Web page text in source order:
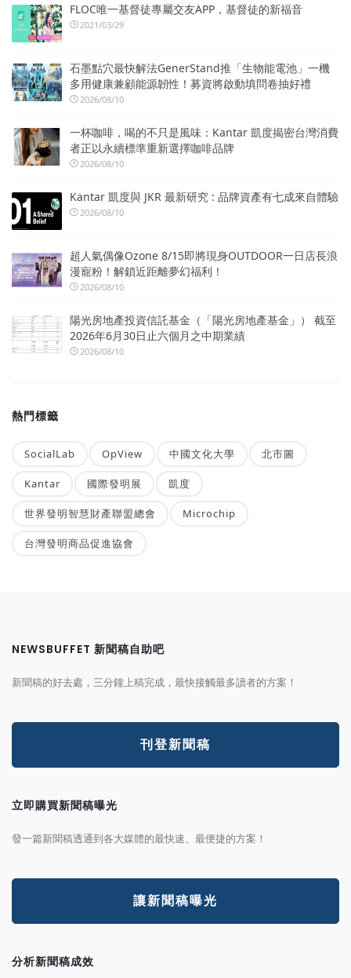
FLOC唯一基督徒專屬交友APP，基督徒的新福音
2021/03/29
石墨點穴最快解法GenerStand推「生物能電池」一機
多用健康兼顧能源韌性！募資將啟動填問卷抽好禮
2026/08/10
一杯咖啡，喝的不只是風味：Kantar 凱度揭密台灣消費
者正以永續標準重新選擇咖啡品牌
2026/08/10
Kantar 凱度與 JKR 最新研究 : 品牌資產有七成來自體驗
2026/08/10
超人氣偶像Ozone 8/15即將現身OUTDOOR一日店長浪
漫寵粉！解鎖近距離夢幻福利！
2026/08/10
陽光房地產投資信託基金（「陽光房地產基金」） 截至
2026年6月30日止六個月之中期業績
2026/08/10
熱門標籤
SocialLab OpView 中國文化大學 北市圖
Kantar 國際發明展 凱度
世界發明智慧財產聯盟總會 Microchip
台灣發明商品促進協會
NEWSBUFFET 新聞稿自助吧
新聞稿的好去處，三分鐘上稿完成，最快接觸最多讀者的方案！
刊登新聞稿
立即購買新聞稿曝光
發一篇新聞稿透通到各大媒體的最快速、最便捷的方案！
讓新聞稿曝光
分析新聞稿成效